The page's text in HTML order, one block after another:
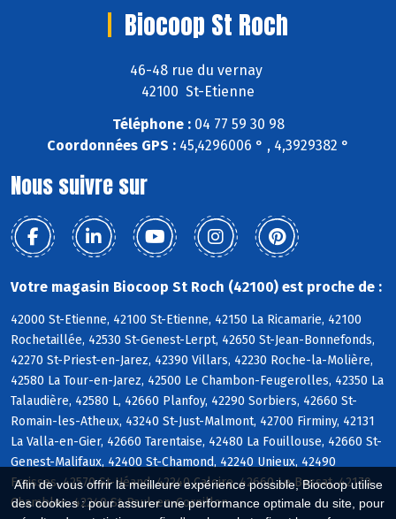
Afin de vous offrir la meilleure expérience possible, Biocoop utilise
des cookies : pour assurer une performance optimale du site, pour
Biocoop St Roch
46-48 rue du vernay
42100 St-Etienne
Téléphone :04 77 59 30 98
Coordonnées GPS : 45,4296006 ° , 4,3929382 °
Nous suivre sur
Votre magasin Biocoop St Roch (42100) est proche de :
42000 St-Etienne, 42100 St-Etienne, 42150 La Ricamarie, 42100
Rochetaillée, 42530 St-Genest-Lerpt, 42650 St-Jean-Bonnefonds,
42270 St-Priest-en-Jarez, 42390 Villars, 42230 Roche-la-Molière,
42580 La Tour-en-Jarez, 42500 Le Chambon-Feugerolles, 42350 La
Talaudière, 42580 L, 42660 Planfoy, 42290 Sorbiers, 42660 St-
Romain-les-Atheux, 43240 St-Just-Malmont, 42700 Firminy, 42131
La Valla-en-Gier, 42660 Tarentaise, 42480 La Fouillouse, 42660 St-
Genest-Malifaux, 42400 St-Chamond, 42240 Unieux, 42490
Fraisses, 42570 St-Héand, 42240 Caloire, 42660 Le Bessat, 42170
Chambles, 42240 St-Paul-en-Cornillon